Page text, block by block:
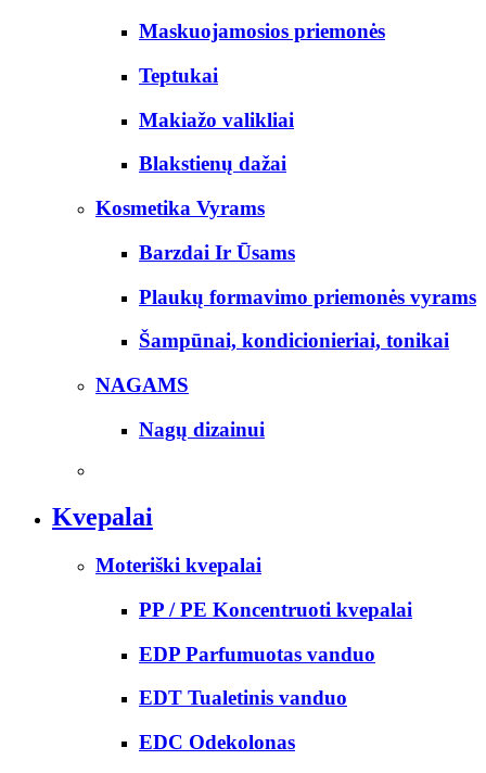
Maskuojamosios priemonės
Teptukai
Makiažo valikliai
Blakstienų dažai
Kosmetika Vyrams
Barzdai Ir Ūsams
Plaukų formavimo priemonės vyrams
Šampūnai, kondicionieriai, tonikai
NAGAMS
Nagų dizainui
Kvepalai
Moteriški kvepalai
PP / PE Koncentruoti kvepalai
EDP Parfumuotas vanduo
EDT Tualetinis vanduo
EDC Odekolonas